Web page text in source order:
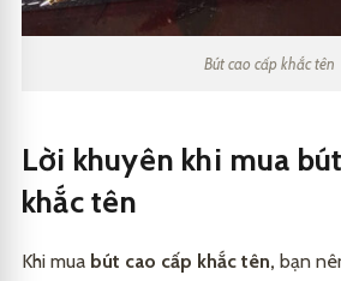
Bút cao cấp khắc tên
Lời khuyên khi mua
khắc tên
Khi mua bút cao cấp khắc tên, bạn